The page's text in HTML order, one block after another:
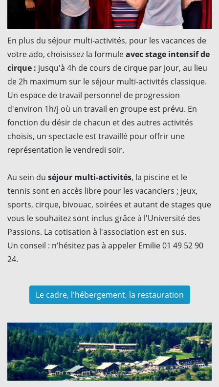
En plus du séjour multi-activités, pour les vacances de
votre ado, choisissez la formuleavec stage intensif de
cirque : jusqu'à 4h de cours de cirque par jour, au lieu
de 2h maximum sur le séjour multi-activités classique.
Un espace de travail personnel de progression
d'environ 1h/j où un travail en groupe est prévu. En
fonction du désir de chacun et des autres activités
choisis, un spectacle est travaillé pour offrir une
représentation le vendredi soir.
Au sein du séjour multi-activités, la piscine et le
tennis sont en accès libre pour les vacanciers ; jeux,
sports, cirque, bivouac, soirées et autant de stages que
vous le souhaitez sont inclus grâce à l'Université des
Passions. La cotisation à l'association est en sus.
Un conseil : n'hésitez pas à appeler Emilie 01 49 52 90
24.
Le cadre, l'hébergement, la restauration